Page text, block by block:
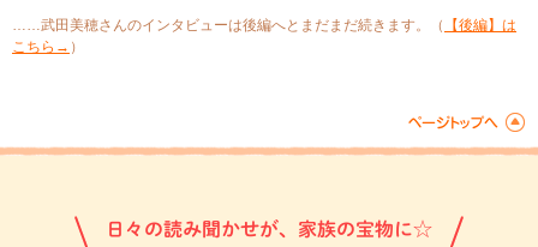
……武田美穂さんのインタビューは後編へとまだまだ続きます。（
【後編】は
こちら→ ）
日々の読み聞かせが、家族の宝物に☆